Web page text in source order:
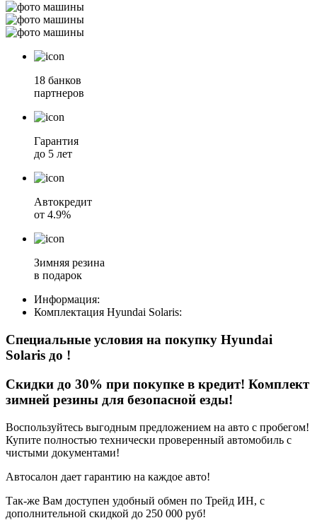
18 банков
партнеров
Гарантия
до 5 лет
Автокредит
от 4.9%
Зимняя резина
в подарок
Информация:
Комплектация Hyundai Solaris:
Специальные условия на покупку Hyundai
Solaris до !
Скидки до 30% при покупке в кредит! Комплект
зимней резины для безопасной езды!
Воспользуйтесь выгодным предложением на авто с пробегом!
Купите полностью технически проверенный автомобиль с
чистыми документами!
Автосалон дает гарантию на каждое авто!
Так-же Вам доступен удобный обмен по Трейд ИН, с
дополнительной скидкой до 250 000 руб!